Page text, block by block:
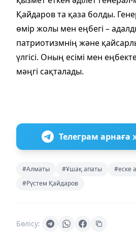
Қайдаров та қаза болды.
өмір жолы мен еңбегі –
патриотизмнің және
үлгісі. Оның есімі мен
мәңгі сақталады.
Телеграм
#Алматы #Ұшақ апаты
#еске
#Рүстем Қайдаров
Бөлісу: